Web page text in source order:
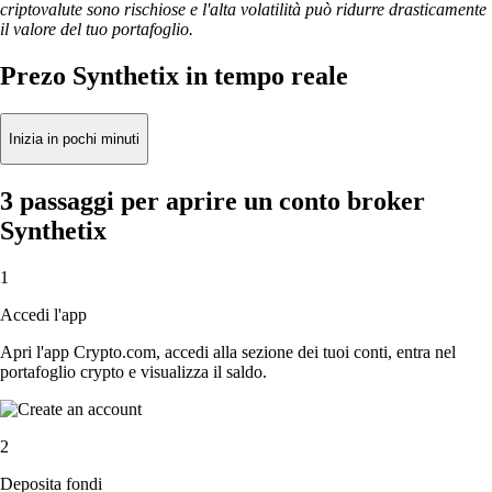
criptovalute sono rischiose e l'alta volatilità può ridurre drasticamente
il valore del tuo portafoglio.
Prezo Synthetix in tempo reale
Inizia in pochi minuti
3 passaggi per aprire un conto broker
Synthetix
1
Accedi l'app
Apri l'app Crypto.com, accedi alla sezione dei tuoi conti, entra nel
portafoglio crypto e visualizza il saldo.
2
Deposita fondi